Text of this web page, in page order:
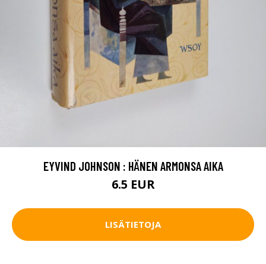
EYVIND JOHNSON : HÄNEN ARMONSA AIKA
6.5 EUR
LISÄTIETOJA